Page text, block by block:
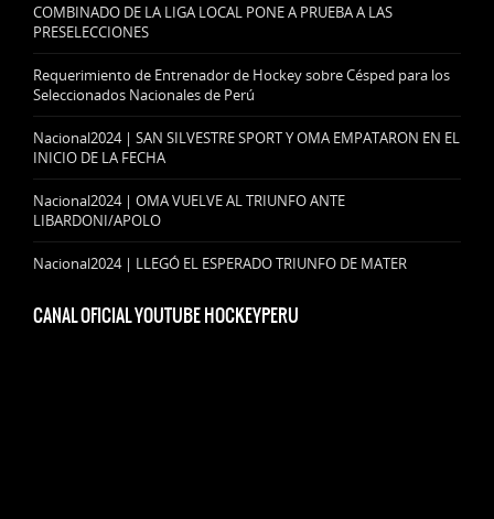
COMBINADO DE LA LIGA LOCAL PONE A PRUEBA A LAS
PRESELECCIONES
Requerimiento de Entrenador de Hockey sobre Césped para los
Seleccionados Nacionales de Perú
Nacional2024 | SAN SILVESTRE SPORT Y OMA EMPATARON EN EL
INICIO DE LA FECHA
Nacional2024 | OMA VUELVE AL TRIUNFO ANTE
LIBARDONI/APOLO
Nacional2024 | LLEGÓ EL ESPERADO TRIUNFO DE MATER
CANAL OFICIAL YOUTUBE HOCKEYPERU